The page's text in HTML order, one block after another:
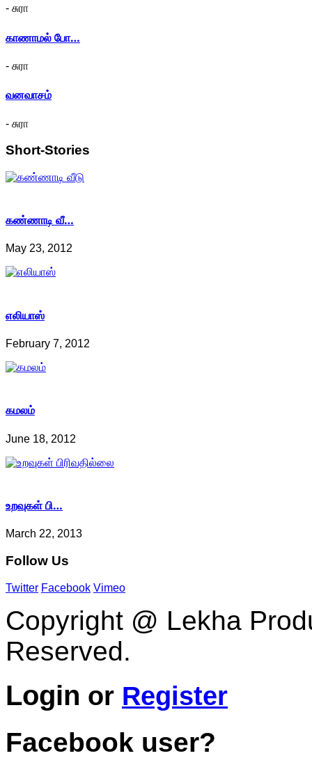
- சுரா
காணாமல் போ…
- சுரா
வனவாசம்
- சுரா
Short-Stories
கண்ணாடி வீ…
May 23, 2012
எலியாஸ்
February 7, 2012
கமலம்
June 18, 2012
உறவுகள் பி…
March 22, 2013
Follow Us
Twitter Facebook Vimeo
Copyright @ Lekha
Reserved.
Login or Register
Facebook user?